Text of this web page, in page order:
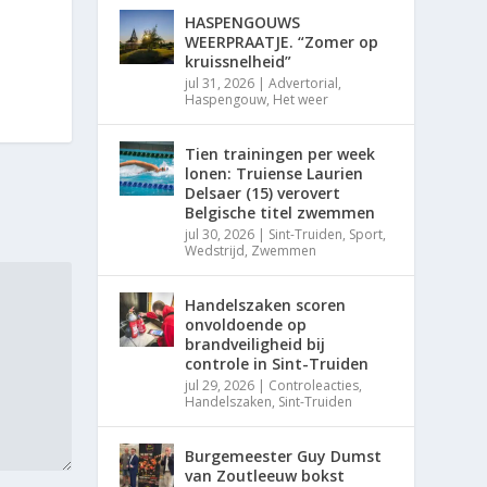
HASPENGOUWS
WEERPRAATJE. “Zomer op
kruissnelheid”
jul 31, 2026 |Advertorial,
Haspengouw, Het weer
Tien trainingen per week
lonen: Truiense Laurien
Delsaer (15) verovert
Belgische titel zwemmen
jul 30, 2026 | Sint-Truiden, Sport,
Wedstrijd, Zwemmen
Handelszaken scoren
onvoldoende op
brandveiligheid bij
controle in Sint-Truiden
jul 29, 2026 | Controleacties,
Handelszaken, Sint-Truiden
Burgemeester Guy Dumst
van Zoutleeuw bokst